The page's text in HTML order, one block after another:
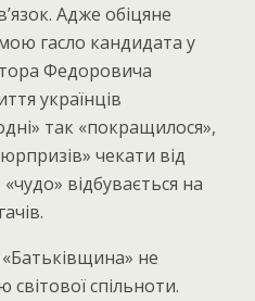
Адже обіцяне
гасло кандидата у
Федоровича
українців
так «покращилося»,
чекати від
відбувається на
«Батьківщина» не
спільноти.